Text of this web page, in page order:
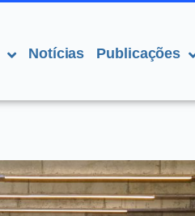
Notícias
Publicações